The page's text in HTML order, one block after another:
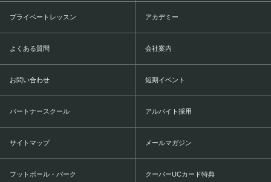
プライベートレッスン アカデミー
よくある質問 会社案内
お問い合わせ 短期イベント
パートナースクール アルバイト採用
サイトマップ メールマガジン
フットボール・パーク クーバーUCカード特典